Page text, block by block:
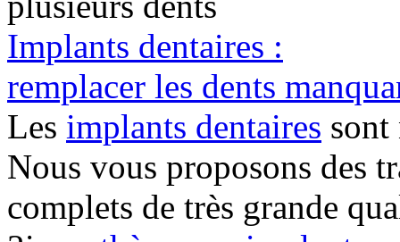
Implants dentaires :
remplacer les dents
Les implants dentaires sont
Nous vous proposons des
complets de très grande